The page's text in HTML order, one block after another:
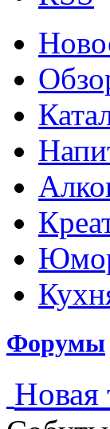
Форумы
Новая